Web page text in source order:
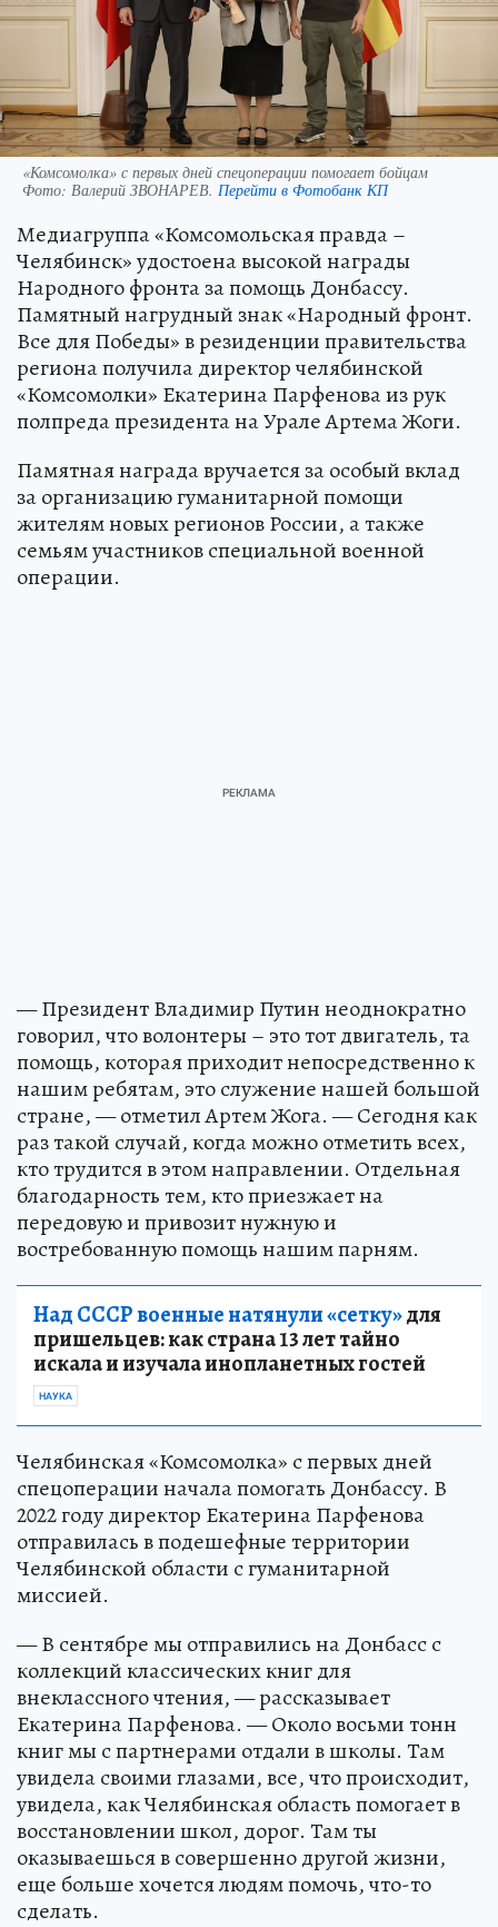
«Комсомолка» с первых дней спецоперации помогает бойцам
Фото: Валерий ЗВОНАРЕВ. Перейти в Фотобанк КП
Медиагруппа «Комсомольская правда –
Челябинск» удостоена высокой награды
Народного фронта за помощь Донбассу.
Памятный нагрудный знак «Народный фронт.
Все для Победы» в резиденции правительства
региона получила директор челябинской
«Комсомолки» Екатерина Парфенова из рук
полпреда президента на Урале Артема Жоги.
Памятная награда вручается за особый вклад
за организацию гуманитарной помощи
жителям новых регионов России, а также
семьям участников специальной военной
операции.
— Президент Владимир Путин неоднократно
говорил, что волонтеры – это тот двигатель, та
помощь, которая приходит непосредственно к
нашим ребятам, это служение нашей большой
стране, — отметил Артем Жога. — Сегодня как
раз такой случай, когда можно отметить всех,
кто трудится в этом направлении. Отдельная
благодарность тем, кто приезжает на
передовую и привозит нужную и
востребованную помощь нашим парням.
Над СССР военные натянули «сетку»для
пришельцев: как страна 13 лет тайно
искала и изучала инопланетных гостей
НАУКА
Челябинская «Комсомолка» с первых дней
спецоперации начала помогать Донбассу. В
2022 году директор Екатерина Парфенова
отправилась в подешефные территории
Челябинской области с гуманитарной
миссией.
— В сентябре мы отправились на Донбасс с
коллекций классических книг для
внеклассного чтения, — рассказывает
Екатерина Парфенова. — Около восьми тонн
книг мы с партнерами отдали в школы. Там
увидела своими глазами, все, что происходит,
увидела, как Челябинская область помогает в
восстановлении школ, дорог. Там ты
оказываешься в совершенно другой жизни,
еще больше хочется людям помочь, что-то
сделать.